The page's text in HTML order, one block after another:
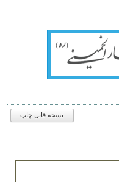
نسخه قابل چاپ